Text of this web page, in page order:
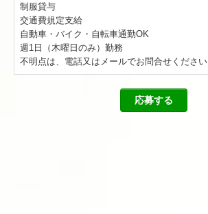
制服貸与
交通費規定支給
自動車・バイク・自転車通勤OK
週1日（木曜日のみ）勤務
不明点は、電話又はメールでお問合せください
応募する